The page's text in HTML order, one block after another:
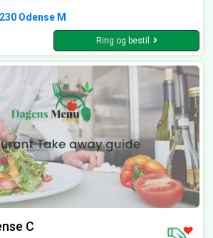
Odense M
Ring og bestil
C